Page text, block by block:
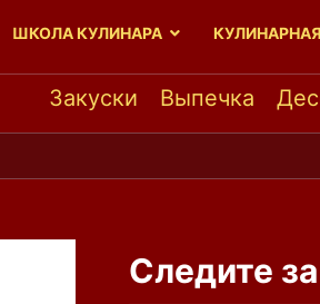
ШКОЛА КУЛИНАРА
Закуски Выпечка
Следите